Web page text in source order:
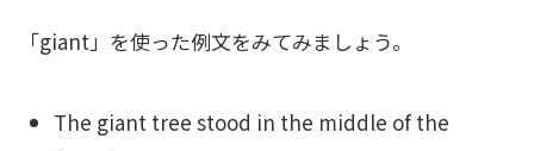
「giant」を使った例文をみてみましょう。
The giant tree stood in the middle of the